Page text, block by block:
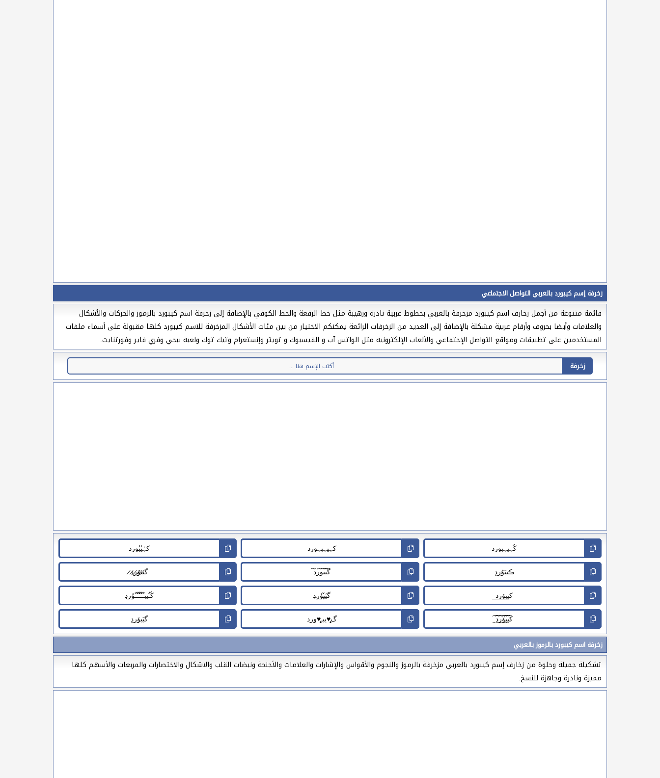
زخرفة إسم كيبورد بالعربي التواصل الاجتماعي
قائمة متنوعة من أجمل زخارف اسم كيبورد مزخرفة بالعربي بخطوط عربية نادرة ورهيبة مثل خط الرقعة والخط الكوفي بالإضافة إلى زخرفة اسم كيبورد بالرموز والحركات والأشكال
والعلامات وأيضا بحروف وأرقام عربية مشكلة بالإضافة إلى العديد من الزخرفات الرائعة يمكنكم الاختيار من بين مئات الأشكال المزخرفة للاسم كيبورد كلها مقبولة على أسماء ملفات
المستخدمين على تطبيقات ومواقع التواصل الإجتماعي والألعاب الإلكترونية مثل الواتس آب و الفيسبوك و تويتر وإنستغرام وتيك توك ولعبة ببجي وفري فاير وفورتنايت.
زخرفة
زخرفة اسم كيبورد بالرموز بالعربي
تشكيلة جميلة وحلوة من زخارف إسم كيبورد بالعربي مزخرفة بالرموز والنجوم والأقواس والإشارات والعلامات والأجنحة ونبضات القلب والاشكال والاختصارات والمربعات والأسهم كلها
مميزة ونادرة وجاهزة للنسخ.